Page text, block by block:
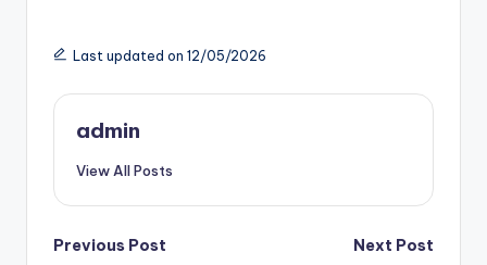
Last updated on 12/05/2026
admin
View All Posts
Post
Previous Post
Next Post